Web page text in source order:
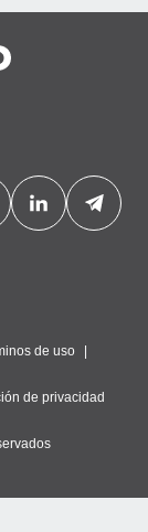
de uso
de privacidad